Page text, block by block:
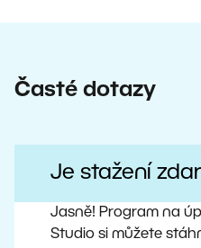
Časté dotazy
Je stažení
Jasně! Program na
Studio si můžete